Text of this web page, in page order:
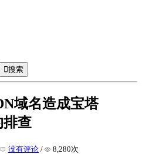
搜索
域名造成宝塔
排查
没有评论 / 8,280次